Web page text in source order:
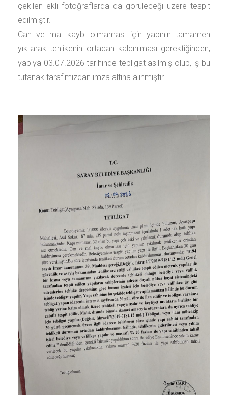
çekilen ekli fotoğraflarda da görüleceği üzere tespit
edilmiştir.
Can ve mal kaybı olmaması için yapının tamamen
yıkılarak tehlikenin ortadan kaldırılması gerektiğinden,
yapıya 03.07.2026 tarihinde tebligat asılmış olup, iş bu
tutanak tarafımızdan imza altına alınmıştır.